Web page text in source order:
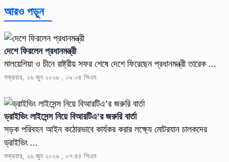
আরও পড়ুন
দেশে ফিরলেন প্রধানমন্ত্রী
মালয়েশিয়া ও চীনে রাষ্ট্রীয় সফর শেষে দেশে ফিরেছেন প্রধানমন্ত্রী তারেক ...
শুক্রবার, ২৬ জুন ২০২৬ , ০৯:০৪ পিএম
ড্রাইভিং লাইসেন্স নিয়ে বিআরটিএ’র জরুরি বার্তা
সড়ক পরিবহন আইন কঠোরভাবে কার্যকর করার লক্ষ্যে মোটরযান চালকদের
ড্রাইভিং ...
শুক্রবার, ২৬ জুন ২০২৬ , ০৭:৪৪ পিএম